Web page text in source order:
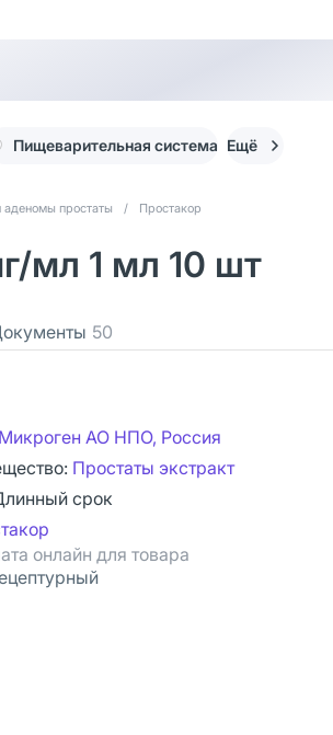
Пищеварительная система Ещё
аденомы простаты / Простакор
мл 1 мл 10 шт
50
Микроген АО НПО, Россия
Простаты экстракт
срок
онлайн для товара